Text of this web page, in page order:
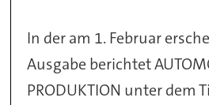
In der am 1. Februar
Ausgabe berichtet
PRODUKTION unter dem